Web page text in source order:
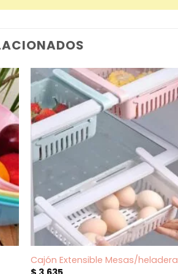
Cajón Extensible Mesas/heladera